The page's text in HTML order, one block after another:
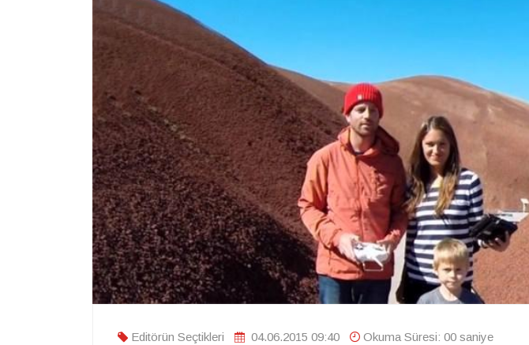
Editörün Seçtikleri 04.06.2015 09:40 Okuma Süresi: 00 saniye